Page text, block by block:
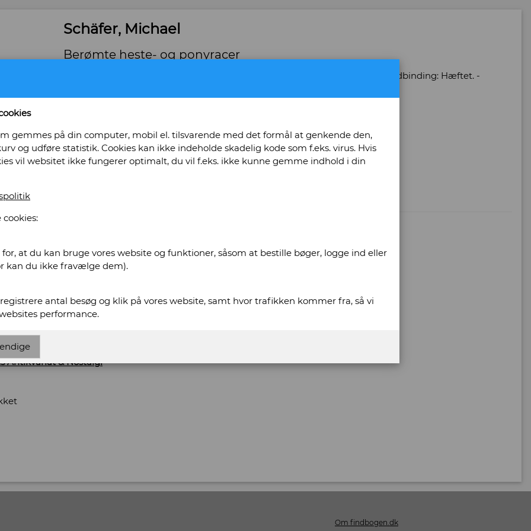
Schäfer, Michael
Berømte heste- og ponyracer
Forlag: Forum - Udgivet år: 1977 - Antal bind: 1 - Oplag: 1 - Antal sider: 112 - Indbinding: Hæftet. -
Pris: Kr. 60,00
Antikvariat & Nostalgi
Antikvariat & Nostalgi
Om findbogen.dk
gemmes på din computer, mobil el. tilsvarende med det formål at genkende den,
og udføre statistik. Cookies kan ikke indeholde skadelig kode som f.eks. virus. Hvis
vil websitet ikke fungerer optimalt, du vil f.eks. ikke kunne gemme indhold i din
for, at du kan bruge vores website og funktioner, såsom at bestille bøger, logge ind eller
kan du ikke fravælge dem).
antal besøg og klik på vores website, samt hvor trafikken kommer fra, så vi
performance.